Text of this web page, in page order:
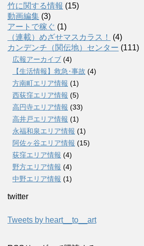
竹に関する情報 (15)
動画編集 (3)
アートで稼ぐ (1)
（連載）めざせマスカラス！
(4)
カンデンチ（関伝地）センター (111)
広報アーカイブ (4)
【生活情報】救急･事故 (4)
方南町エリア情報 (1)
西荻窪エリア情報 (5)
高円寺エリア情報 (33)
高井戸エリア情報 (1)
永福和泉エリア情報 (1)
阿佐ヶ谷エリア情報 (15)
荻窪エリア情報 (4)
野方エリア情報 (4)
中野エリア情報 (1)
twitter
Tweets by heart__to__art